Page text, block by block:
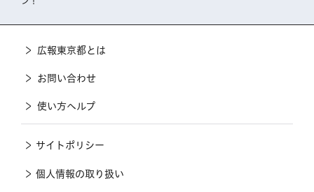
広報東京都とは
お問い合わせ
使い方ヘルプ
サイトポリシー
個人情報の取り扱い